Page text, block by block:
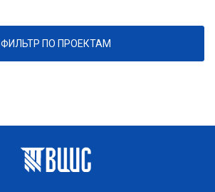
ФИЛЬТР ПО ПРОЕКТАМ